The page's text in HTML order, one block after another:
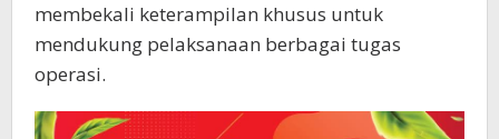
membekali keterampilan khusus untuk
mendukung pelaksanaan berbagai tugas
operasi.